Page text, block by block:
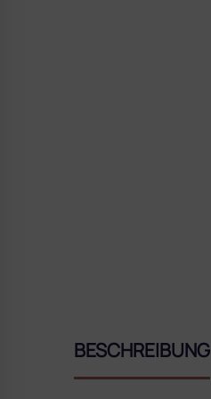
BESCHREIBUNG